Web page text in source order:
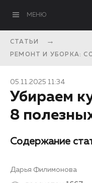
МЕНЮ
СТАТЬИ
РЕМОНТ И УБОРКА:
05.11.2025 11:34
Убираем
8
Содержание
Дарья Филимонова